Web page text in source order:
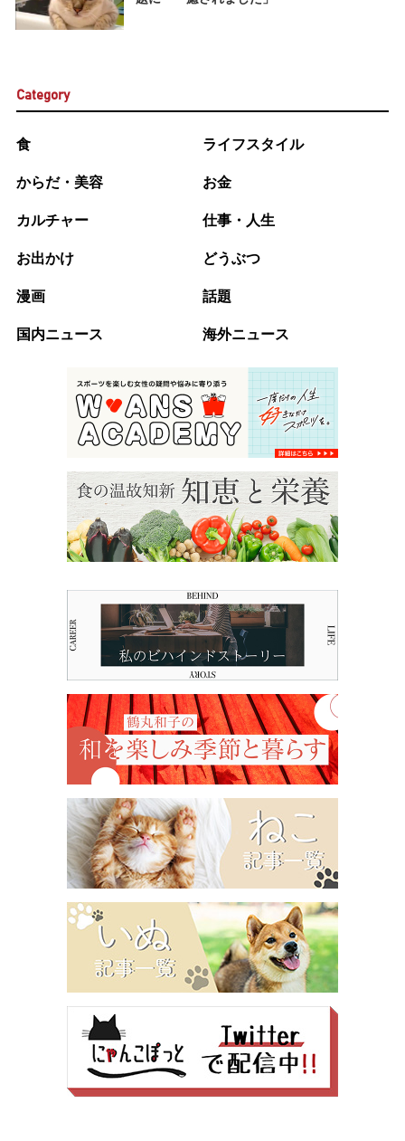
Category
食 ライフスタイル
からだ・美容 お金
カルチャー 仕事・人生
お出かけ どうぶつ
漫画 話題
国内ニュース 海外ニュース